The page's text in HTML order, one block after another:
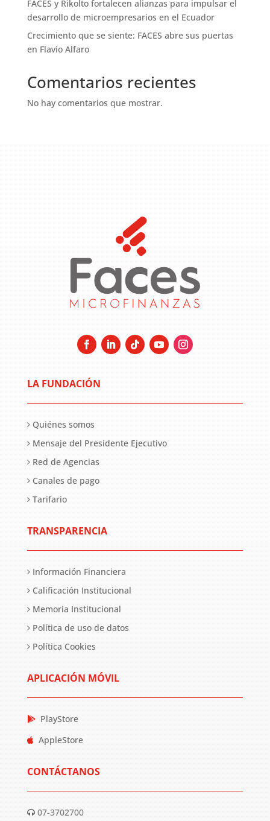
FACES y Rikolto fortalecen alianzas para impulsar el
desarrollo de microempresarios en el Ecuador
Crecimiento que se siente: FACES abre sus puertas
en Flavio Alfaro
Comentarios recientes
No hay comentarios que mostrar.
LA FUNDACIÓN
Quiénes somos
Mensaje del Presidente Ejecutivo
Red de Agencias
Canales de pago
Tarifario
TRANSPARENCIA
Información Financiera
Calificación Institucional
Memoria Institucional
Política de uso de datos
Política Cookies
APLICACIÓN MÓVIL
PlayStore
AppleStore
CONTÁCTANOS
07-3702700